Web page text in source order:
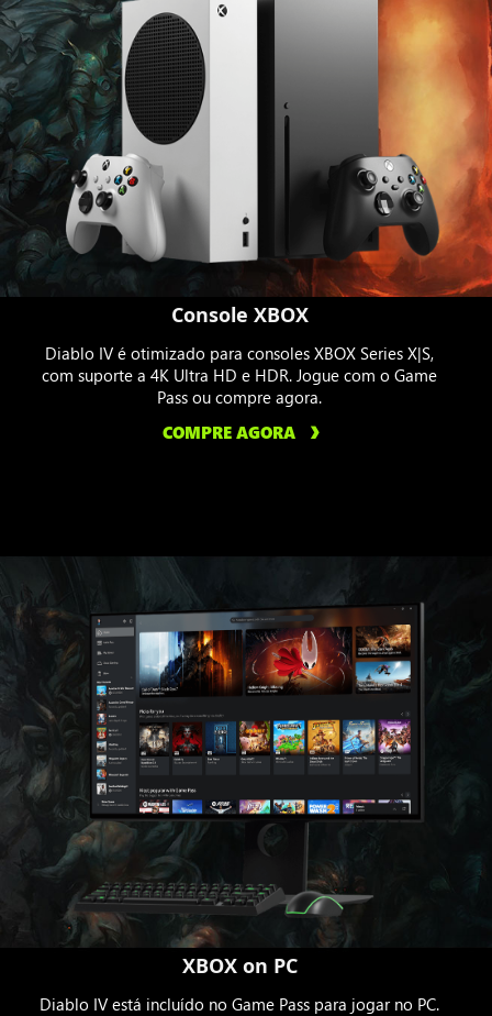
Console XBOX
Diablo IV é otimizado para consoles XBOX Series X|S,
com suporte a 4K Ultra HD e HDR. Jogue com o Game
Pass ou compre agora.
COMPRE AGORA
XBOX on PC
Diablo IV está incluído no Game Pass para jogar no PC.